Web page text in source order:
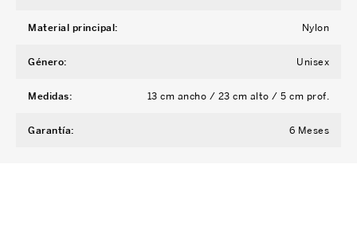
Material principal: Nylon
Género: Unisex
Medidas: 13 cm ancho / 23 cm alto / 5 cm prof.
Garantía: 6 Meses